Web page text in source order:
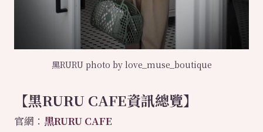
黑RURU photo by love_muse_boutique
【黑RURU CAFE資訊總覽】
官網： 黑RURU CAFE